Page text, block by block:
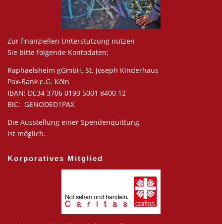
Zur finanziellen Unterstützung nutzen
Sie bitte folgende Kontodaten:
Raphaelsheim gGmbH, St. Joseph Kinderhaus
Pax-Bank e.G. Köln
IBAN: DE34 3706 0193 5001 8400 12
BIC: GENODED1PAX
Die Ausstellung einer Spendenquittung
ist möglich.
Korporatives Mitglied